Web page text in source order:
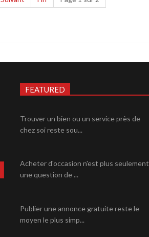
FEATURED
Trouver un bien ou un service près de
chez soi reste sou...
Acheter d'occasion n'est plus seulement
une question de ...
Publier une annonce gratuite reste le
moyen le plus simp...